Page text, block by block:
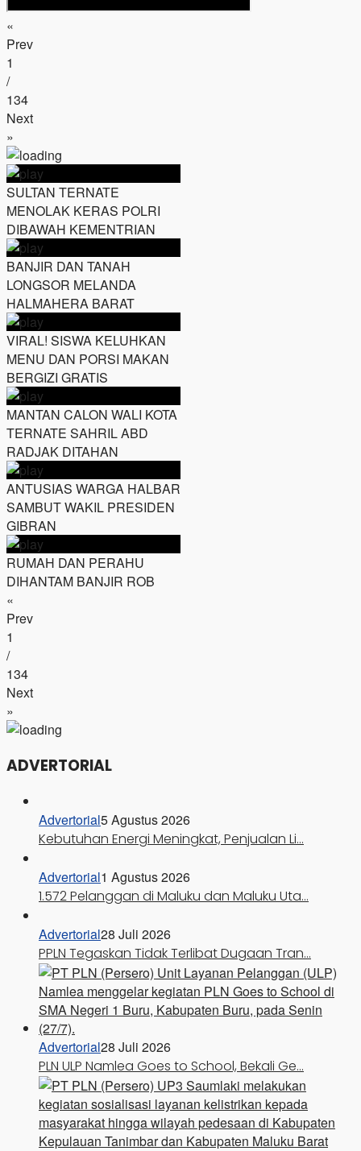
«
Prev
1
/
134
Next
»
SULTAN TERNATE
MENOLAK KERAS POLRI
DIBAWAH KEMENTRIAN
BANJIR DAN TANAH
LONGSOR MELANDA
HALMAHERA BARAT
VIRAL! SISWA KELUHKAN
MENU DAN PORSI MAKAN
BERGIZI GRATIS
MANTAN CALON WALI KOTA
TERNATE SAHRIL ABD
RADJAK DITAHAN
ANTUSIAS WARGA HALBAR
SAMBUT WAKIL PRESIDEN
GIBRAN
RUMAH DAN PERAHU
DIHANTAM BANJIR ROB
«
Prev
1
/
134
Next
»
ADVERTORIAL
Advertorial5 Agustus 2026
Kebutuhan Energi Meningkat, Penjualan Li…
Advertorial1 Agustus 2026
1.572 Pelanggan di Maluku dan Maluku Uta…
Advertorial28 Juli 2026
PPLN Tegaskan Tidak Terlibat Dugaan Tran…
Advertorial28 Juli 2026
PLN ULP Namlea Goes to School, Bekali Ge…